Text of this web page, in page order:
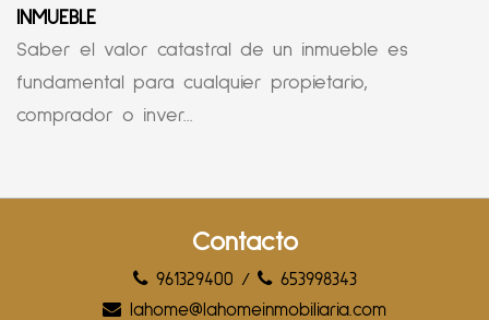
INMUEBLE
Saber el valor catastral de un inmueble es
fundamental para cualquier propietario,
comprador o inver...
Contacto
961329400 /
653998343
lahome@lahomeinmobiliaria.com